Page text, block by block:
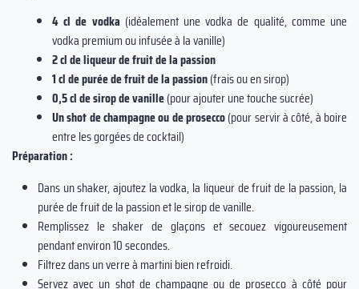
4 cl de vodka(idéalement une vodka de qualité, comme une
vodka premium ou infusée à la vanille)
2 cl de liqueur de fruit de la passion
1 cl de purée de fruit de la passion(frais ou en sirop)
0,5 cl de sirop de vanille(pour ajouter une touche sucrée)
Un shot de champagne ou de prosecco(pour servir à côté, à boire
entre les gorgées de cocktail)
Préparation :
Dans un shaker, ajoutez la vodka, la liqueur de fruit de la passion, la
purée de fruit de la passion et le sirop de vanille.
Remplissez le shaker de glaçons et secouez vigoureusement
pendant environ 10 secondes.
Filtrez dans un verre à martini bien refroidi.
Servez avec un shot de champagne ou de prosecco à côté pour